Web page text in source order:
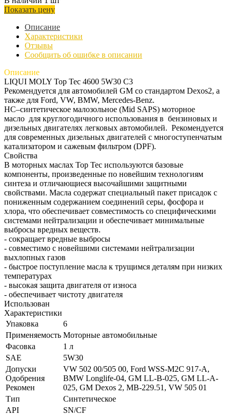
Показать цену
Описание
Характеристики
Отзывы
Сообщить об ошибке в описании
Описание
LIQUI MOLY Top Tec 4600 5W30 C3
Рекомендуется для автомобилей GM со стандартом Dexos2, а
также для Ford, VW, BMW, Mercedes-Benz.
HC–синтетическое малозольное (Mid SAPS) моторное
масло для круглогодичного использования в бензиновых и
дизельных двигателях легковых автомобилей. Рекомендуется
для современных дизельных двигателей с многоступенчатым
катализатором и сажевым фильтром (DPF).
Свойства
В моторных маслах Top Tec используются базовые
компоненты, произведенные по новейшим технологиям
синтеза и отличающиеся высочайшими защитными
свойствами. Масла содержат специальный пакет присадок с
пониженным содержанием соединений серы, фосфора и
хлора, что обеспечивает совместимость со специфическими
системами нейтрализации и обеспечивает минимальные
выбросы вредных веществ.
- сокращает вредные выбросы
- совместимо с новейшими системами нейтрализации
выхлопных газов
- быстрое поступление масла к трущимся деталям при низких
температурах
- высокая защита двигателя от износа
- обеспечивает чистоту двигателя
Использован
Характеристики
Упаковка
6
Применяемость Моторные автомобильные
Фасовка
1 л
SAE
5W30
Допуски
Одобрения
Рекомен
VW 502 00/505 00, Ford WSS-M2C 917-A,
BMW Longlife-04, GM LL-B-025, GM LL-A-
025, GM Dexos 2, MB-229.51, VW 505 01
Тип
Синтетическое
API
SN/CF